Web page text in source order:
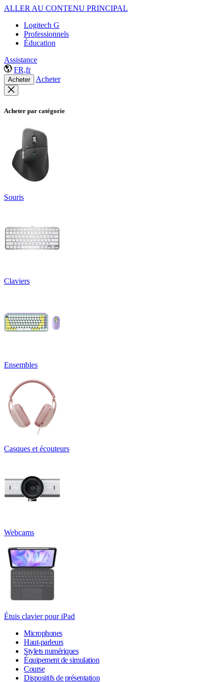
ALLER AU CONTENU PRINCIPAL
Logitech G
Professionnels
Éducation
Assistance
FR,fr
Acheter Acheter
Acheter par catégorie
Souris
Claviers
Ensembles
Casques et écouteurs
Webcams
Étuis clavier pour iPad
Microphones
Haut-parleurs
Stylets numériques
Équipement de simulation
Course
Dispositifs de présentation